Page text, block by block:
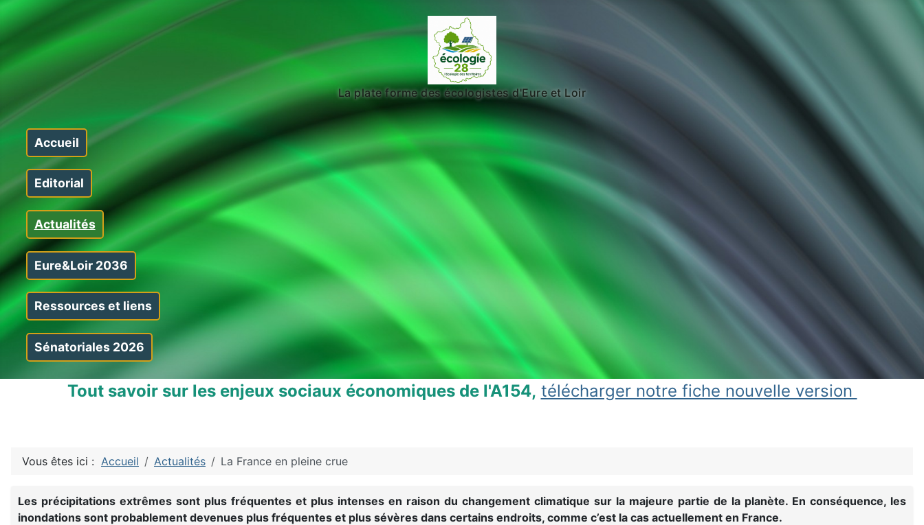
La plate forme des écologistes d'Eure et Loir
Accueil
Editorial
Actualités
Eure&Loir 2036
Ressources et liens
Sénatoriales 2026
Tout savoir sur les enjeux sociaux économiques de l'A154, télécharger notre fiche nouvelle version
Vous êtes ici : Accueil Actualités La France en pleine crue
Les précipitations extrêmes sont plus fréquentes et plus intenses en raison du changement climatique sur la majeure partie de la planète. En conséquence, les
inondations sont probablement devenues plus fréquentes et plus sévères dans certains endroits, comme c’est la cas actuellement en France.